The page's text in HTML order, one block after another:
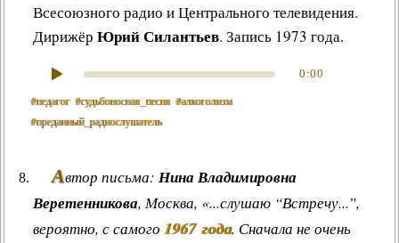
Всесоюзного радио и Центрального телевидения.
Дирижёр Юрий Силантьев. Запись 1973 года.
0:00
#педагог #судьбоносная_песня #алкоголизм
#преданный_радиослушатель
Автор письма: Нина Владимировна
Веретенникова, Москва, «...слушаю “Встречу...”,
вероятно, с самого 1967 года. Сначала не очень